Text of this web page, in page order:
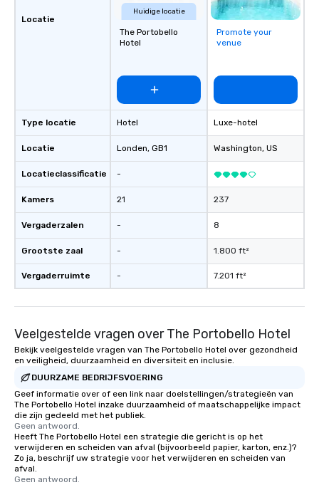
Locatie
Type locatie
Locatie
Locatieclassificatie
Kamers
Vergaderzalen
Grootste zaal
Vergaderruimte
Huidige locatie
The Portobello
Hotel
Hotel
Londen, GB1
-
21
-
-
-
Promote your
venue
Luxe-hotel
Washington, US
237
8
1.800 ft²
7.201 ft²
Veelgestelde vragen over The Portobello Hotel
Bekijk veelgestelde vragen van The Portobello Hotel over gezondheid
en veiligheid, duurzaamheid en diversiteit en inclusie.
DUURZAME BEDRIJFSVOERING
Geef informatie over of een link naar doelstellingen/strategieën van
The Portobello Hotel inzake duurzaamheid of maatschappelijke impact
die zijn gedeeld met het publiek.
Geen antwoord.
Heeft The Portobello Hotel een strategie die gericht is op het
verwijderen en scheiden van afval (bijvoorbeeld papier, karton, enz.)?
Zo ja, beschrijf uw strategie voor het verwijderen en scheiden van
afval.
Geen antwoord.